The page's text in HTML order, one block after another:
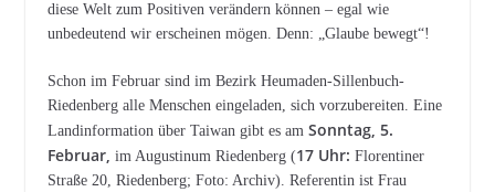
diese Welt zum Positiven verändern können – egal wie
unbedeutend wir erscheinen mögen. Denn: „Glaube bewegt“!
Schon im Februar sind im Bezirk Heumaden-Sillenbuch-
Riedenberg alle Menschen eingeladen, sich vorzubereiten. Eine
Landinformation über Taiwan gibt es am Sonntag, 5.
Februar, im Augustinum Riedenberg (17 Uhr: Florentiner
Straße 20, Riedenberg; Foto: Archiv). Referentin ist Frau